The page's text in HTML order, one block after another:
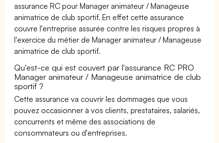
assurance RC pour Manager animateur / Manageuse
animatrice de club sportif. En effet cette assurance
couvre l'entreprise assurée contre les risques propres à
l'exercice du métier de Manager animateur / Manageuse
animatrice de club sportif.
Qu'est-ce qui est couvert par l'assurance RC PRO
Manager animateur / Manageuse animatrice de club
sportif ?
Cette assurance va couvrir les dommages que vous
pouvez occasionner à vos clients, prestataires, salariés,
concurrents et même des associations de
consommateurs ou d'entreprises.